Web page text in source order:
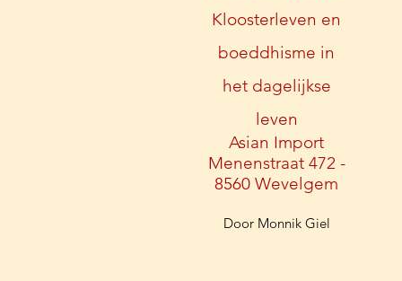
Kloosterleven en
boeddhisme in
het dagelijkse
leven
Asian Import
Menenstraat 472 -
8560 Wevelgem
Door Monnik Giel